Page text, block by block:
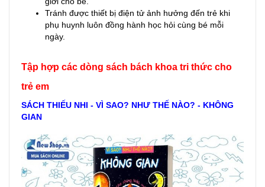
Tránh được thiết bị điện tử ảnh hưởng đến trẻ khi
phụ huynh luôn đồng hành học hỏi cùng bé mỗi
ngày.
Tập hợp các dòng sách bách khoa tri thức cho
trẻ em
SÁCH THIẾU NHI - VÌ SAO? NHƯ THẾ NÀO? - KHÔNG
GIAN